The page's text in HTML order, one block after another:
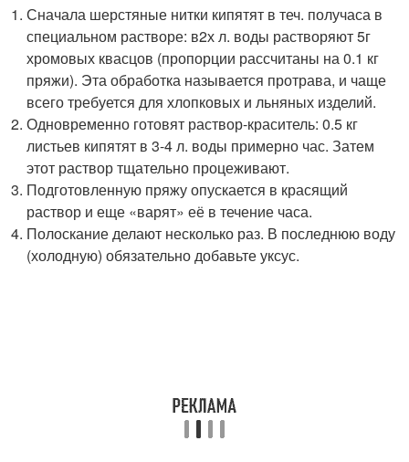
Сначала шерстяные нитки кипятят в теч. получаса в
специальном растворе: в2х л. воды растворяют 5г
хромовых квасцов (пропорции рассчитаны на 0.1 кг
пряжи). Эта обработка называется протрава, и чаще
всего требуется для хлопковых и льняных изделий.
Одновременно готовят раствор-краситель: 0.5 кг
листьев кипятят в 3-4 л. воды примерно час. Затем
этот раствор тщательно процеживают.
Подготовленную пряжу опускается в красящий
раствор и еще «варят» её в течение часа.
Полоскание делают несколько раз. В последнюю воду
(холодную) обязательно добавьте уксус.